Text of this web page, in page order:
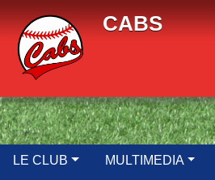
CABS
LE CLUB MULTIMEDIA